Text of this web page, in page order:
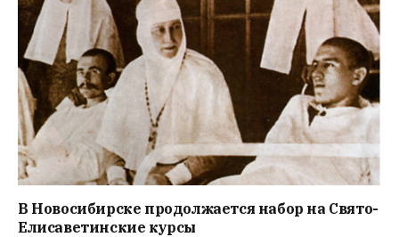
В Новосибирске продолжается набор на Свято-
Елисаветинские курсы